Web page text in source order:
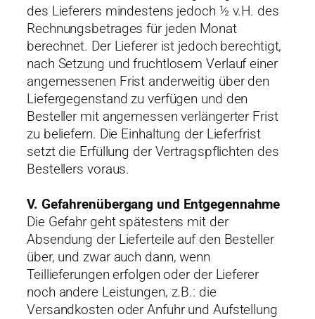
des Lieferers mindestens jedoch ½ v.H. des
Rechnungsbetrages für jeden Monat
berechnet. Der Lieferer ist jedoch berechtigt,
nach Setzung und fruchtlosem Verlauf einer
angemessenen Frist anderweitig über den
Liefergegenstand zu verfügen und den
Besteller mit angemessen verlängerter Frist
zu beliefern. Die Einhaltung der Lieferfrist
setzt die Erfüllung der Vertragspflichten des
Bestellers voraus.
V. Gefahrenübergang und Entgegennahme
Die Gefahr geht spätestens mit der
Absendung der Lieferteile auf den Besteller
über, und zwar auch dann, wenn
Teillieferungen erfolgen oder der Lieferer
noch andere Leistungen, z.B.: die
Versandkosten oder Anfuhr und Aufstellung